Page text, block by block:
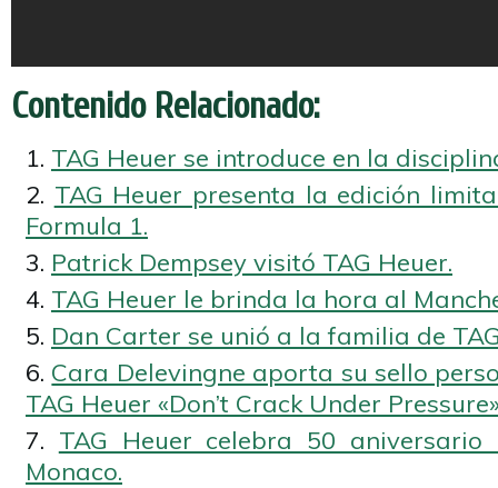
Contenido Relacionado:
TAG Heuer se introduce en la
TAG Heuer presenta la edición
Formula 1.
Patrick Dempsey visitó TAG Heuer.
TAG Heuer le brinda la hora al
Dan Carter se unió a la familia de
Cara Delevingne aporta su sello
TAG Heuer «Don’t Crack Under
TAG Heuer celebra 50
Monaco.